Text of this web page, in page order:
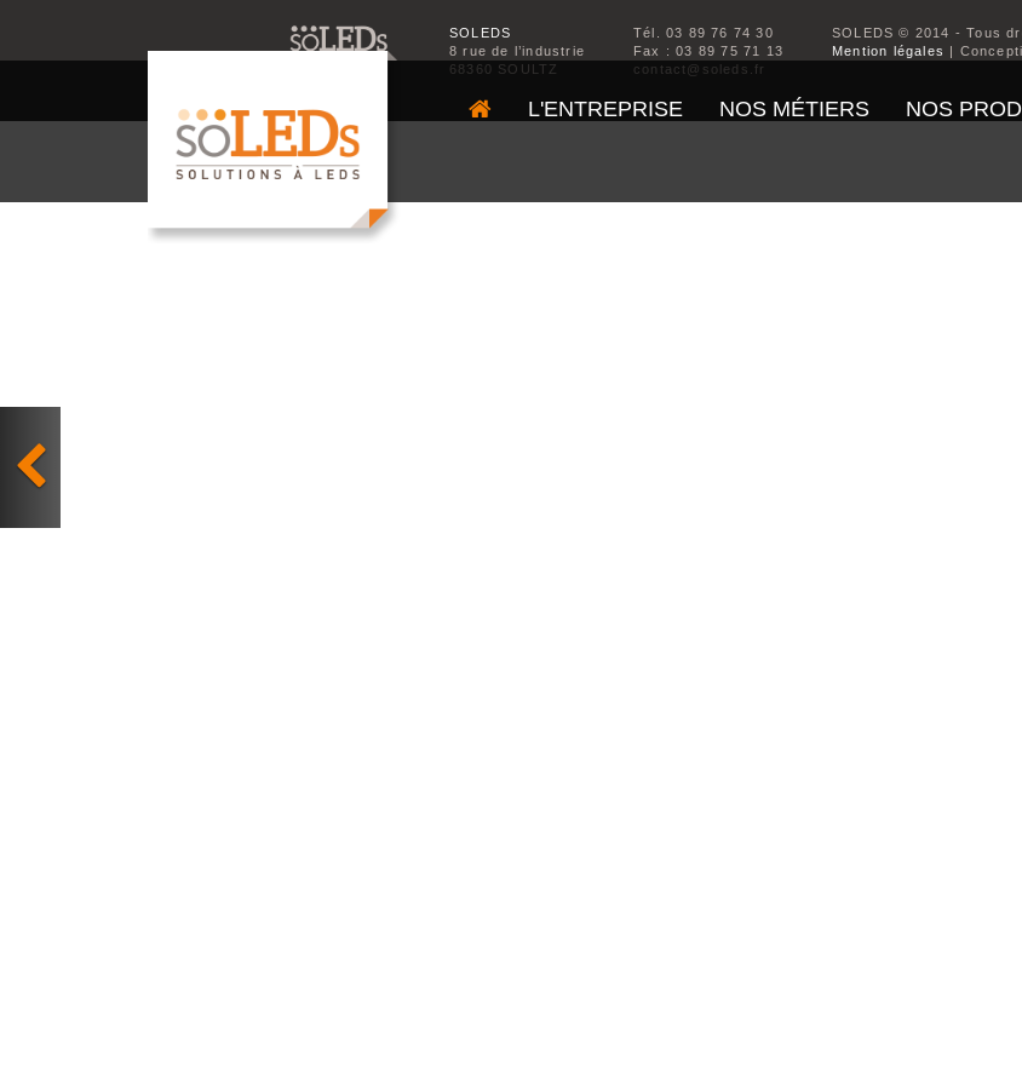
L'ENTREPRISE NOS MÉTIERS NOS
SOLEDS
8 rue de l’industrie
68360 SOULTZ
Tél. 03 89 76 74 30
Fax : 03 89 75 71 13
contact@soleds.fr
SOLEDS © 2014 - Tous
Mention légales |